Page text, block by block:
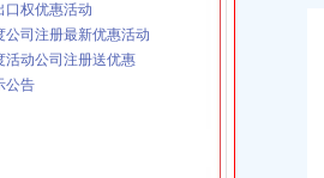
口权优惠活动
公司注册最新优惠活动
活动公司注册送优惠
公告